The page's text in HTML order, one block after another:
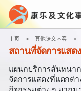
主页 其他语文内容
สถานที่จัดการแสด
แผนกบริการสันทนา
จัดการแสดงที่แตกต่า
กิจกรรมต่าง ๆ มาก